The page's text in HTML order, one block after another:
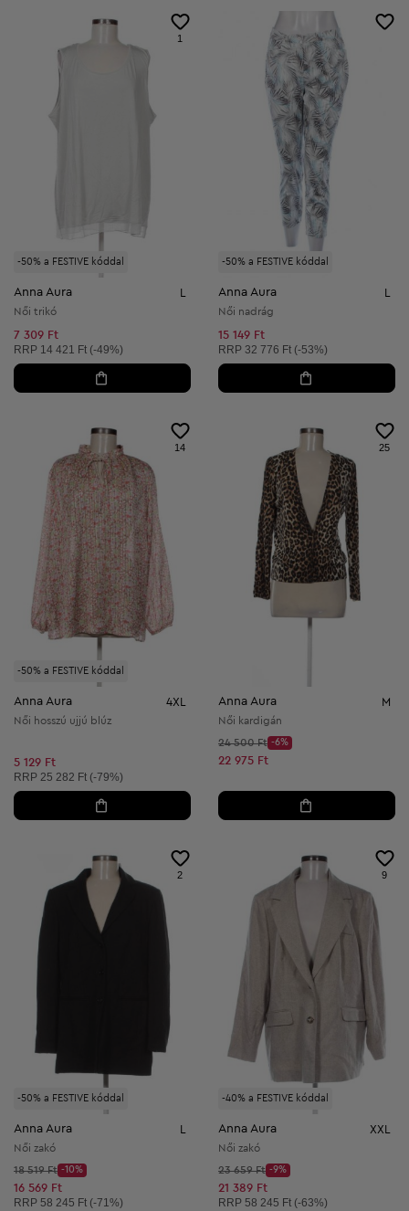
-50% a FESTIVE kóddal
1
Anna Aura L
Női trikó
7 309 Ft
Ajánlott ár:
RRP 14 421 Ft (-49%)
-50% a FESTIVE kóddal
Anna Aura L
Női nadrág
15 149 Ft
Ajánlott ár:
RRP 32 776 Ft (-53%)
-50% a FESTIVE kóddal
14
Anna Aura 4XL
Női hosszú ujjú blúz
5 129 Ft
Ajánlott ár:
RRP 25 282 Ft (-79%)
25
Anna Aura M
Női kardigán
Kezdő ár:
24 500 Ft
Discount Price:
-6%
Csökkentett ár:
22 975 Ft
-50% a FESTIVE kóddal
2
Anna Aura
Női zakó
Kezdő ár:
18 519 Ft
Discount Price:
-10%
Csökkentett ár:
16 569 Ft
Ajánlott ár:
RRP 58 245 Ft (-71%)
-40% a FESTIVE kóddal
9
Anna Aura XXL
Női zakó
Kezdő ár:
23 659 Ft
Discount Price:
-9%
Csökkentett ár:
21 389 Ft
Ajánlott ár:
RRP 58 245 Ft (-63%)